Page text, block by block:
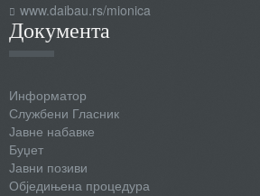
www.daibau.rs/mionica
Документа
Информатор
Службени Гласник
Јавне набавке
Буџет
Јавни позиви
Обједињена процедура